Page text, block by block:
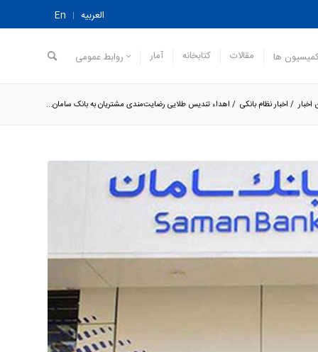
العربیه En
ها مقالات کتابخانه آمار روابط عمومی
اخبار / اخبار نظام بانکی / اهداء تندیس طلایی رضایت‌مندی مشتریان به بانک سامان...